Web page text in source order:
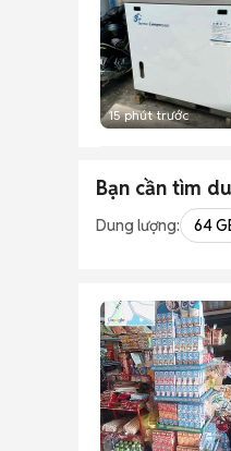
15 phút trước
Bạn cần tìm
Dung lượng: 64